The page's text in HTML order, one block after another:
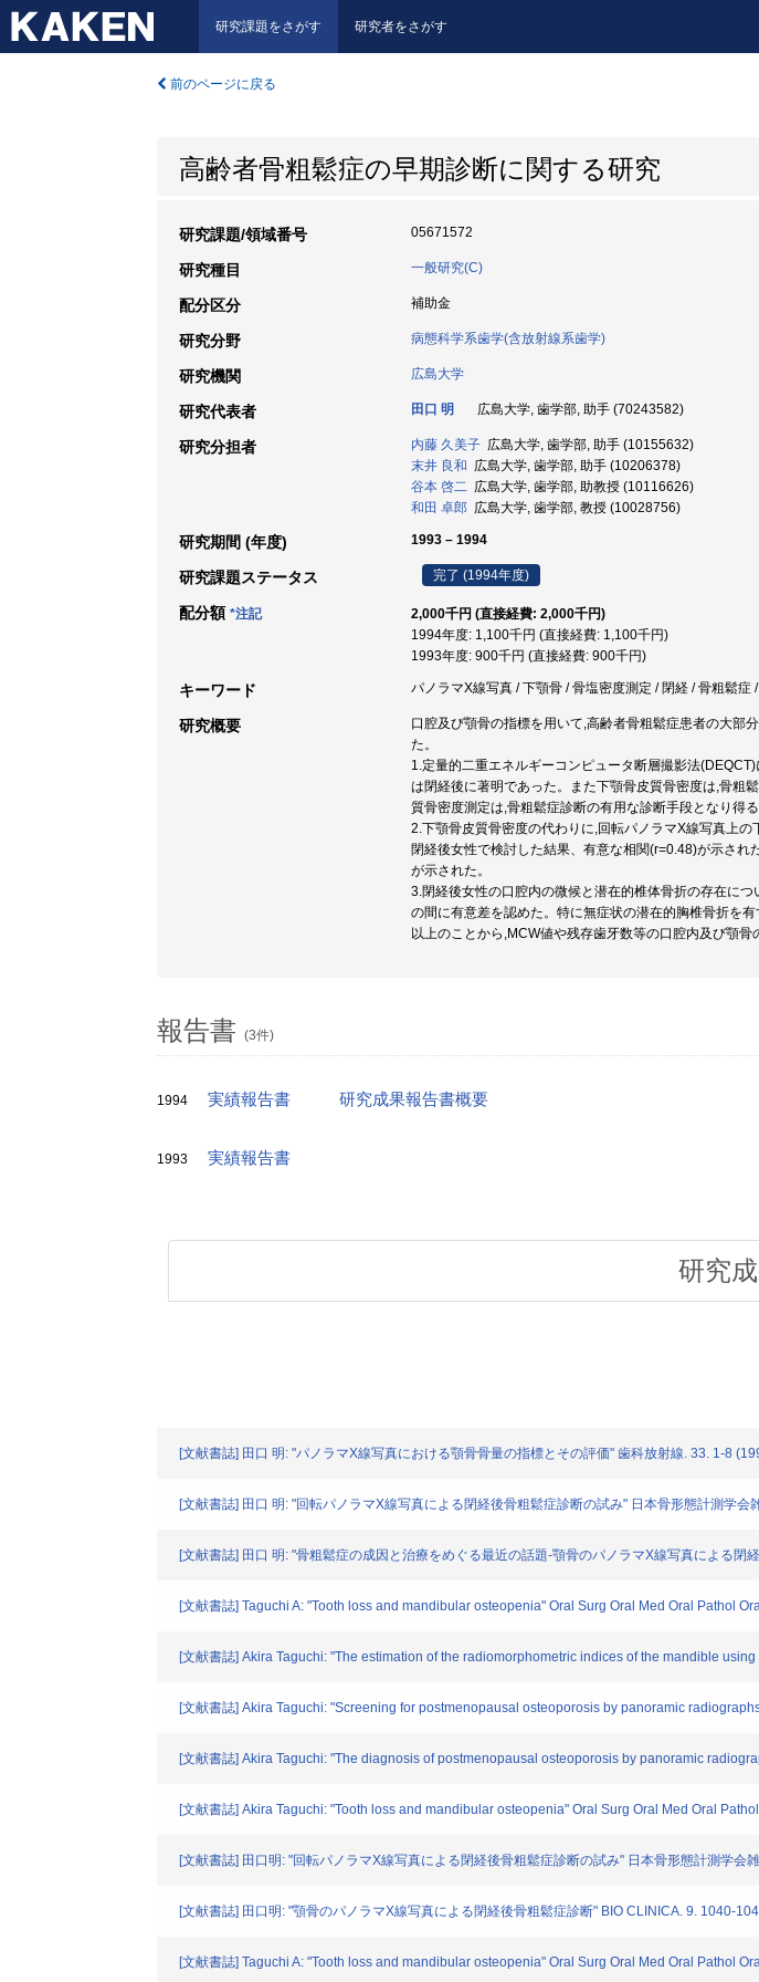
研究課題をさがす 研究者をさがす
前のページに戻る
高齢者骨粗鬆症の早期診断に関する研究
研究課題/領域番号 05671572
研究種目 一般研究(C)
配分区分 補助金
研究分野 病態科学系歯学(含放射線系歯学)
研究機関 広島大学
研究代表者 田口 明 広島大学, 歯学部, 助手 (70243582)
研究分担者 内藤 久美子 広島大学, 歯学部, 助手 (10155632)
末井 良和 広島大学, 歯学部, 助手 (10206378)
谷本 啓二 広島大学, 歯学部, 助教授 (10116626)
和田 卓郎 広島大学, 歯学部, 教授 (10028756)
研究期間 (年度) 1993 – 1994
研究課題ステータス 完了 (1994年度)
配分額 *注記
2,000千円 (直接経費: 2,000千円)
1994年度: 1,100千円 (直接経費: 1,100千円)
1993年度: 900千円 (直接経費: 900千円)
キーワード パノラマX線写真 / 下顎骨 / 骨塩密度測定 / 閉経 / 骨粗鬆症
研究概要
口腔及び顎骨の指標を用いて,高齢者骨粗鬆症患者の大部
た。
1.定量的二重エネルギーコンピュータ断層撮影法
は閉経後に著明であった。また下顎骨皮質骨密度は,骨粗
質骨密度測定は,骨粗鬆症診断の有用な診断手段となり得る
2.下顎骨皮質骨密度の代わりに,回転パノラマX線写真上
閉経後女性で検討した結果、有意な相関(r=0.48)が示さ
が示された。
3.閉経後女性の口腔内の微候と潜在的椎体骨折の存在に
の間に有意差を認めた。特に無症状の潜在的胸椎骨折を
以上のことから,MCW値や残存歯牙数等の口腔内及び顎
報告書 (3件)
1994 実績報告書 研究成果報告書概要
1993 実績報告書
研究
[文献書誌] 田口 明: "パノラマX線写真における顎骨骨量の指標とその評価" 歯科放射線. 33. 1-8
[文献書誌] 田口 明: "回転パノラマX線写真による閉経後骨粗鬆症診断の試み" 日本骨形態計測学会
[文献書誌] 田口 明: "骨粗鬆症の成因と治療をめぐる最近の話題-顎骨のパノラマX線写真による
[文献書誌] Taguchi A: "Tooth loss and mandibular osteopenia" Oral Surg Oral Med Oral Pathol
[文献書誌] Akira Taguchi: "The estimation of the radiomorphometric indices of the mandible
[文献書誌] Akira Taguchi: "Screening for postmenopausal osteoporosis by panoramic
[文献書誌] Akira Taguchi: "The diagnosis of postmenopausal osteoporosis by panoramic
[文献書誌] Akira Taguchi: "Tooth loss and mandibular osteopenia" Oral Surg Oral Med Oral
[文献書誌] 田口明: "回転パノラマX線写真による閉経後骨粗鬆症診断の試み" 日本骨形態計測学会
[文献書誌] 田口明: "顎骨のパノラマX線写真による閉経後骨粗鬆症診断" BIO CLINICA. 9. 1040-
[文献書誌] Taguchi A: "Tooth loss and mandibular osteopenia" Oral Surg Oral Med Oral Pathol